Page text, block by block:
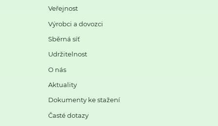
Veřejnost
Výrobci a dovozci
Sběrná síť
Udržitelnost
O nás
Aktuality
Dokumenty ke stažení
Časté dotazy